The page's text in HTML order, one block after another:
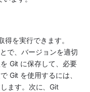
を実行できます。
で、バージョンを適切
Git に保存して、必要
Git を使用するには、
ます。次に、Git